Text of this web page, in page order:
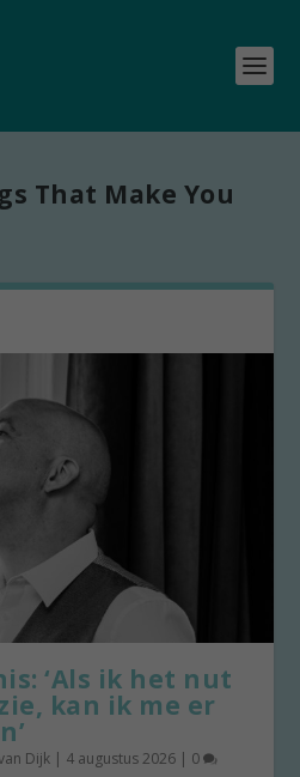
That Make You
‘Als ik het nut
kan ik me er
Dijk | 4 augustus 2026 | 0